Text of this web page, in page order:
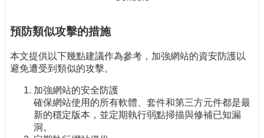
預防類似攻擊的措施
本文提供以下幾點建議作為參考，加強網站的資安防護以
避免遭受到類似的攻擊。
加強網站的安全防護
確保網站使用的所有軟體、套件和第三方元件都是最
新的穩定版本，並定期執行弱點掃描與修補已知漏
洞。